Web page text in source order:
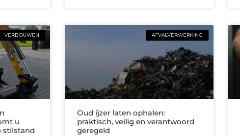
VERBOUWEN
u
stilstand
AFVALVERWERKING
Oud ijzer laten ophalen:
praktisch, veilig en verantwoord
geregeld